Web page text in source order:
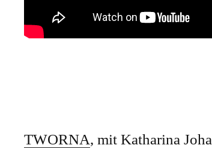
TWORNA, mit Katharina